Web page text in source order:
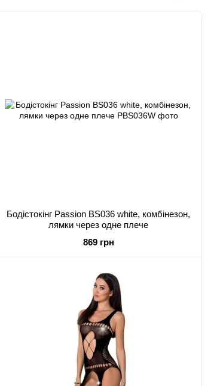
Бодістокінг Passion BS036 white, комбінезон,
лямки через одне плече
869 грн